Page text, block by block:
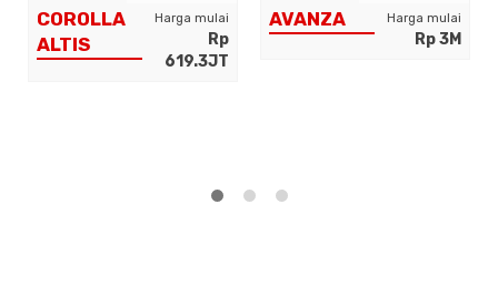
COROLLA
ALTIS
Harga mulai
Rp
619.3JT
AVANZA Harga mulai
Rp 3M